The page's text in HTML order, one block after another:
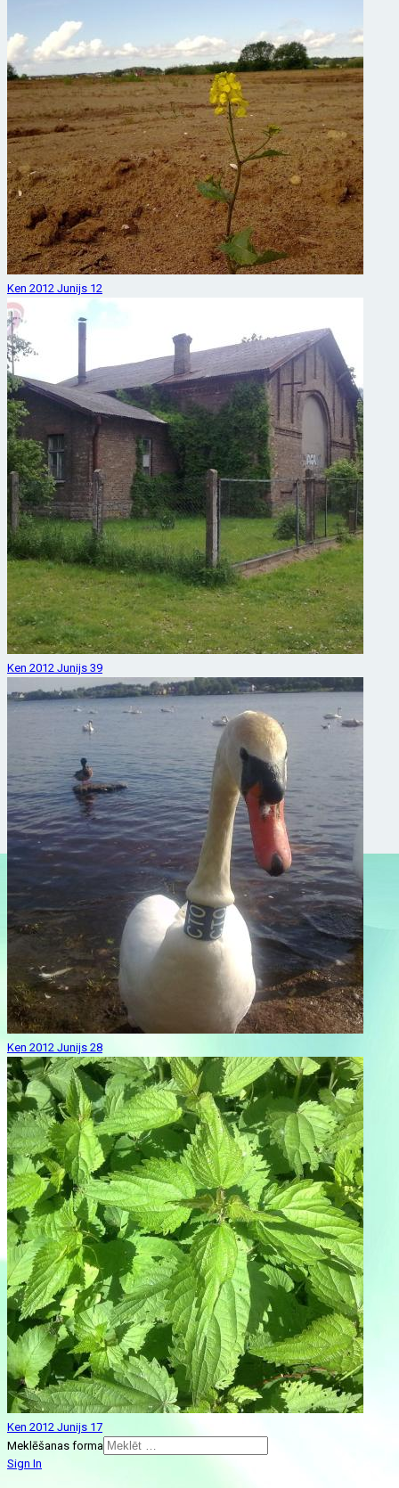
Ken 2012 Junijs 12
Ken 2012 Junijs 39
Ken 2012 Junijs 28
Ken 2012 Junijs 17
Meklēšanas forma
Sign In